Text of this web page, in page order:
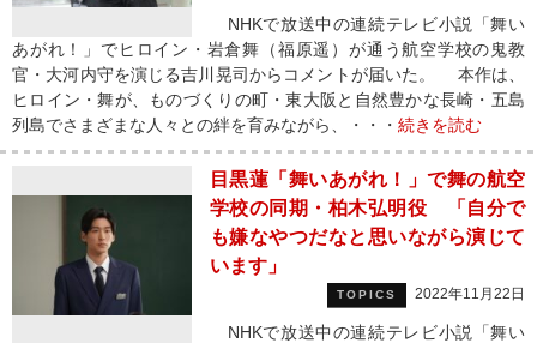
NHKで放送中の連続テレビ小説「舞い
あがれ！」でヒロイン・岩倉舞（福原遥）が通う航空学校の鬼教
官・大河内守を演じる吉川晃司からコメントが届いた。 本作は、
ヒロイン・舞が、ものづくりの町・東大阪と自然豊かな長崎・五島
列島でさまざまな人々との絆を育みながら、・・・ 続きを読む
目黒蓮「舞いあがれ！」で舞の航空
学校の同期・柏木弘明役 「自分で
も嫌なやつだなと思いながら演じて
います」
TOPICS 2022年11月22日
NHKで放送中の連続テレビ小説「舞い